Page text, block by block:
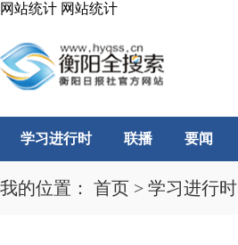
网站统计 网站统计
学习进行时 联播 要闻
我的位置： 首页 > 学习进行时